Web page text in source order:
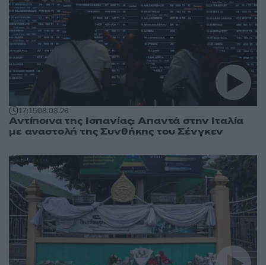
17:1508.08.26
Αντίποινα της Ισπανίας: Απαντά στην Ιταλία
με αναστολή της Συνθήκης του Σένγκεν